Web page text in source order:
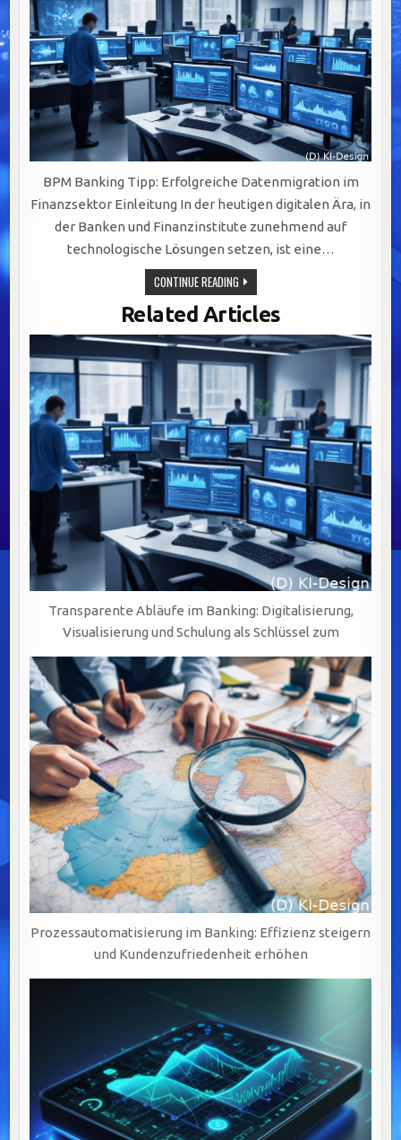
BPM Banking Tipp: Erfolgreiche Datenmigration im
Finanzsektor Einleitung In der heutigen digitalen Ära, in
der Banken und Finanzinstitute zunehmend auf
technologische Lösungen setzen, ist eine…
CONTINUE READINGERFOLGREICHE
DATENMIGRATION
IM
FINANZSEKTOR:
STRATEGIEN
UND
HERAUSFORDERUNGEN
MEISTERN
Related Articles
Transparente Abläufe im Banking: Digitalisierung,
Visualisierung und Schulung als Schlüssel zum
Prozessautomatisierung im Banking: Effizienz steigern
und Kundenzufriedenheit erhöhen